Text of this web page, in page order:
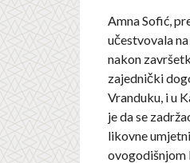
Amna Sofić,
učestvovala
nakon
zajednički
Vranduku, i u
je da se
likovne
ovogodišnjom